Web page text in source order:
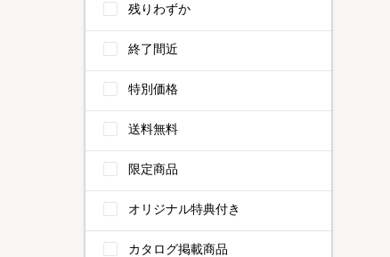
残りわずか
終了間近
特別価格
送料無料
限定商品
オリジナル特典付き
カタログ掲載商品